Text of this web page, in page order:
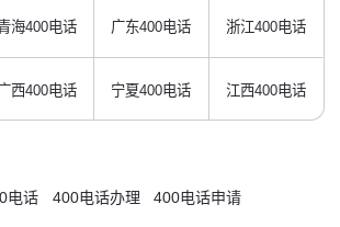
海400电话 广东400电话 浙江400电话
西400电话 宁夏400电话 江西400电话
电话 400电话办理 400电话申请